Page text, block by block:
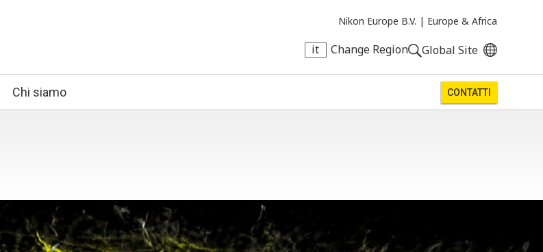
Nikon Europe B.V. | Europe & Africa
it Change Region Global Site
Chi siamo CONTATTI